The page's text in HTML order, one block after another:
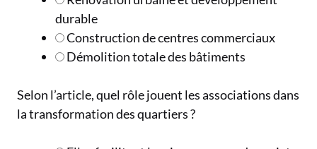
durable
Construction de centres commerciaux
Démolition totale des bâtiments
Selon l’article, quel rôle jouent les associations dans
la transformation des quartiers ?